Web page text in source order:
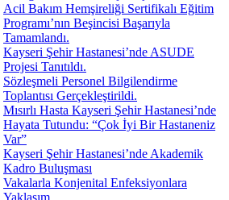
Acil Bakım Hemşireliği Sertifikalı Eğitim
Programı’nın Beşincisi Başarıyla
Tamamlandı.
Kayseri Şehir Hastanesi’nde ASUDE
Projesi Tanıtıldı.
Sözleşmeli Personel Bilgilendirme
Toplantısı Gerçekleştirildi.
Mısırlı Hasta Kayseri Şehir Hastanesi’nde
Hayata Tutundu: “Çok İyi Bir Hastaneniz
Var”
Kayseri Şehir Hastanesi’nde Akademik
Kadro Buluşması
Vakalarla Konjenital Enfeksiyonlara
Yaklaşım